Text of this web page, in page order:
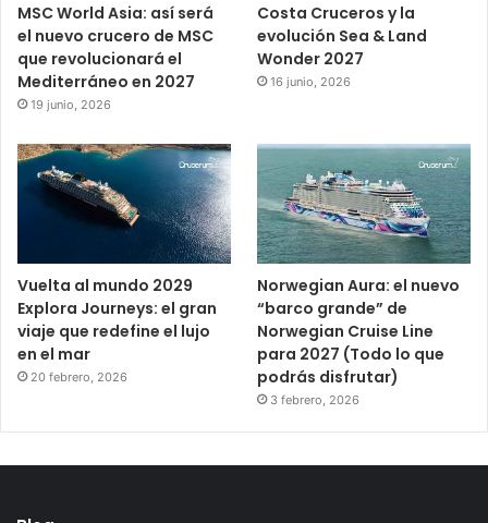
MSC World Asia: así será
el nuevo crucero de MSC
que revolucionará el
Mediterráneo en 2027
19 junio, 2026
Costa Cruceros y la
evolución Sea & Land
Wonder 2027
16 junio, 2026
Vuelta al mundo 2029
Explora Journeys: el gran
viaje que redefine el lujo
en el mar
20 febrero, 2026
Norwegian Aura: el nuevo
“barco grande” de
Norwegian Cruise Line
para 2027 (Todo lo que
podrás disfrutar)
3 febrero, 2026